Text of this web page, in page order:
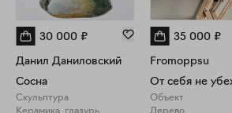
30 000 ₽
Данил Даниловский
Сосна
Скульптура
35 000 ₽
Fromoppsu
Объект